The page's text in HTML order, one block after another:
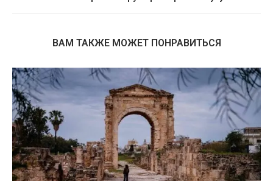
ВАМ ТАКЖЕ МОЖЕТ ПОНРАВИТЬСЯ